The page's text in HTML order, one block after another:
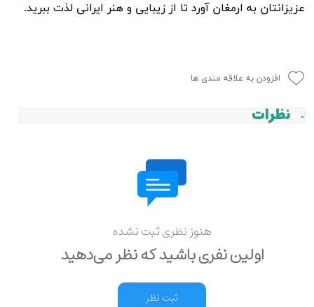
عزیزانتان به ارمغان آورد تا از زیبایی و هنر ایرانی لذت ببرید.
افزودن به علاقه مندی ها
نظرات
هنوز نظری ثبت نشده
اولین نفری باشید که نظر می‌دهید
ثبت نظر